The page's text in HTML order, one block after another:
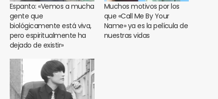
Espanto: «Vemos a mucha
gente que
biológicamente está viva,
pero espiritualmente ha
dejado de existir»
Muchos motivos por los
que «Call Me By Your
Name» ya es la película de
nuestras vidas